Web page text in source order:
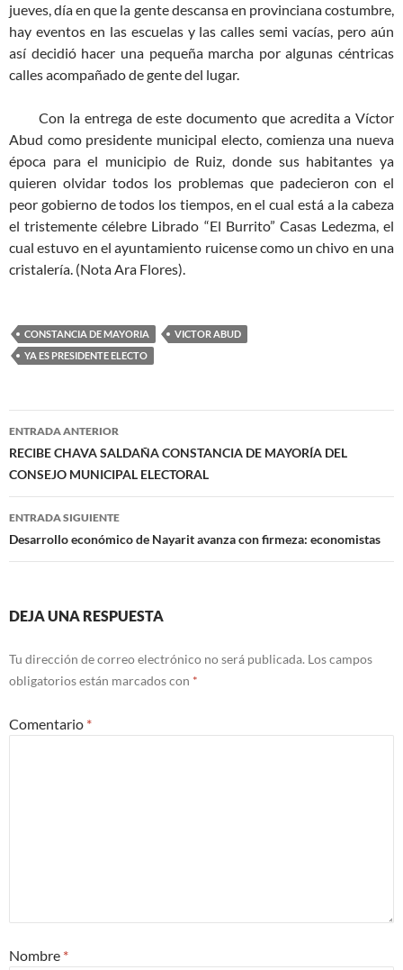
jueves, día en que la gente descansa en provinciana costumbre,
hay eventos en las escuelas y las calles semi vacías, pero aún
así decidió hacer una pequeña marcha por algunas céntricas
calles acompañado de gente del lugar.
Con la entrega de este documento que acredita a Víctor
Abud como presidente municipal electo, comienza una nueva
época para el municipio de Ruiz, donde sus habitantes ya
quieren olvidar todos los problemas que padecieron con el
peor gobierno de todos los tiempos, en el cual está a la cabeza
el tristemente célebre Librado “El Burrito” Casas Ledezma, el
cual estuvo en el ayuntamiento ruicense como un chivo en una
cristalería. (Nota Ara Flores).
CONSTANCIA DE MAYORIA
VICTOR ABUD
YA ES PRESIDENTE ELECTO
Navegación
de
entradas
ENTRADA ANTERIOR
RECIBE CHAVA SALDAÑA CONSTANCIA DE MAYORÍA DEL
CONSEJO MUNICIPAL ELECTORAL
ENTRADA SIGUIENTE
Desarrollo económico de Nayarit avanza con firmeza: economistas
DEJA UNA RESPUESTA
Tu dirección de correo electrónico no será publicada. Los campos
obligatorios están marcados con *
Comentario *
Nombre *